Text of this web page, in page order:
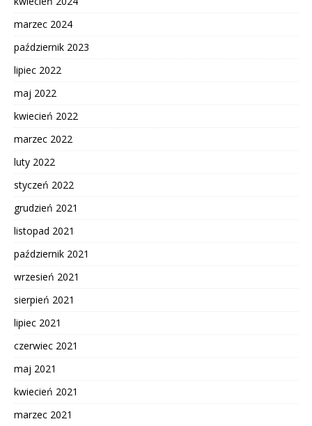
marzec 2024
październik 2023
lipiec 2022
maj 2022
kwiecień 2022
marzec 2022
luty 2022
styczeń 2022
grudzień 2021
listopad 2021
październik 2021
wrzesień 2021
sierpień 2021
lipiec 2021
czerwiec 2021
maj 2021
kwiecień 2021
marzec 2021